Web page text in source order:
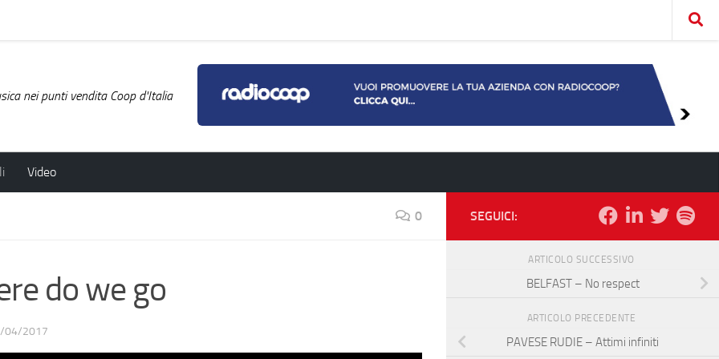
nei punti vendita Coop d'Italia
Video
0
do we go
04/2017
SEGUICI:
ARTICOLO SUCCESSIVO
BELFAST – No respect
ARTICOLO PRECEDENTE
PAVESE RUDIE – Attimi infiniti